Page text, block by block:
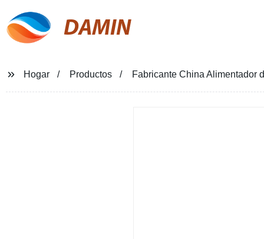
DAMIN
Hogar Productos Fabricante China Alimentador